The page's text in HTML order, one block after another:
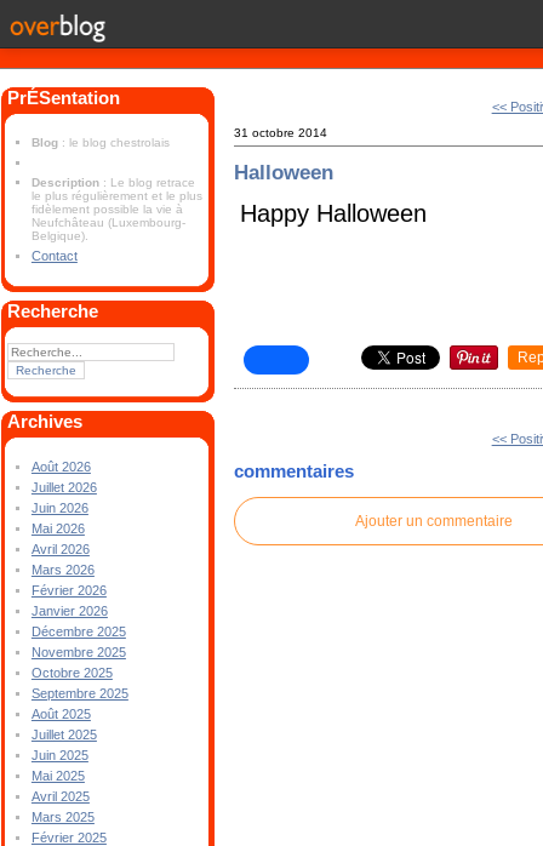
PrÉSentation
Blog : le blog chestrolais
Description : Le blog retrace
le plus régulièrement et le plus
fidèlement possible la vie à
Neufchâteau (Luxembourg-
Belgique).
Contact
Recherche
Archives
Août 2026
Juillet 2026
Juin 2026
Mai 2026
Avril 2026
Mars 2026
Février 2026
Janvier 2026
Décembre 2025
Novembre 2025
Octobre 2025
Septembre 2025
Août 2025
Juillet 2025
Juin 2025
Mai 2025
Avril 2025
Mars 2025
Février 2025
<<
31 octobre 2014
Halloween
Happy Halloween
<<
commentaires
Ajouter un commentaire